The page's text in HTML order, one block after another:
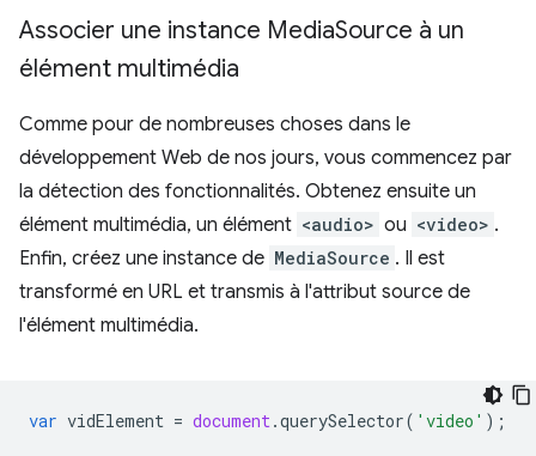
Associer une instance MediaSource à un
élément multimédia
Comme pour de nombreuses choses dans le
développement Web de nos jours, vous commencez par
la détection des fonctionnalités. Obtenez ensuite un
élément multimédia, un élément <audio> ou <video> .
Enfin, créez une instance de MediaSource . Il est
transformé en URL et transmis à l'attribut source de
l'élément multimédia.
var vidElement = document.querySelector( 'video' );